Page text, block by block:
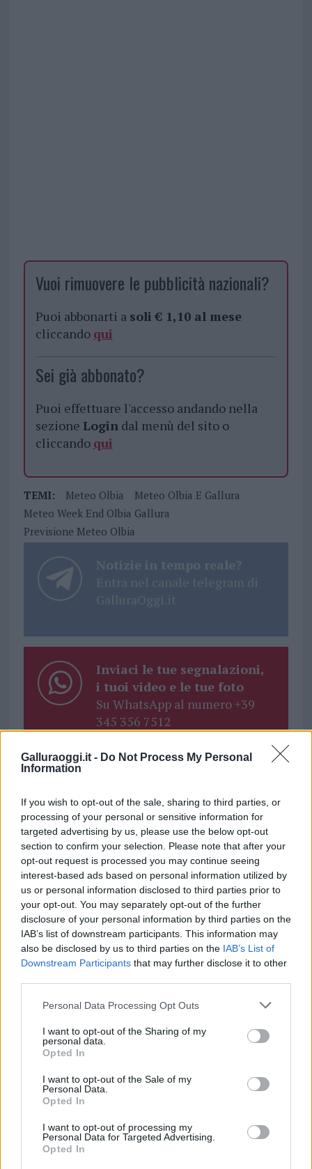
Galluraoggi.it - Do Not Process My Personal
Information
If you wish to opt-out of the sale, sharing to third parties, or
processing of your personal or sensitive information for
targeted advertising by us, please use the below opt-out
section to confirm your selection. Please note that after your
opt-out request is processed you may continue seeing
interest-based ads based on personal information utilized by
us or personal information disclosed to third parties prior to
your opt-out. You may separately opt-out of the further
disclosure of your personal information by third parties on the
IAB’s list of downstream participants. This information may
also be disclosed by us to third parties on the IAB’s List of
Downstream Participants that may further disclose it to other
Please note that this website/app uses one or more Google
not limited to your visit or usage behaviour. You may click to
grant or deny consent to Google and its third-party tags to
use your data for below specified purposes in below Google
consent section.
Personal Data Processing Opt Outs
I want to opt-out of the Sharing of my
personal data.
Opted In
I want to opt-out of the Sale of my
Personal Data.
Opted In
I want to opt-out of processing my
Personal Data for Targeted Advertising.
Opted In
Vuoi rimuovere le pubblicità nazionali?
Puoi abbonarti a soli € 1,10 al mese
cliccando qui
Sei già abbonato?
Puoi effettuare l'accesso andando nella
sezione Login dal menù del sito o
cliccando qui
TEMI: Meteo Olbia
Meteo Olbia E Gallura
Meteo Week End Olbia Gallura
Previsione Meteo Olbia
Notizie in tempo reale?
Entra nel canale telegram di
GalluraOggi.it
Inviaci le tue segnalazioni,
i tuoi video e le tue foto
Su WhatsApp al numero +39
345 356 7512
Ricevi le nostre ultime news
da Google News
Condividi l'articolo
F
a
ce
b
o
o
k
T
w
it
te
r
Pi
n
te
re
st
W
h
at
s
A
p
S
h
a
re
Articolo precedente
Prossimo articolo
NOTIZIE RECENTI
Incendio nella notte a Olbia, a fuoco due furgoni
A fuoco un deposito con bombole, intervento dei